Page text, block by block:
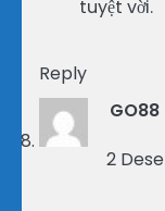
tuyệt vời.
Reply
GO88
2